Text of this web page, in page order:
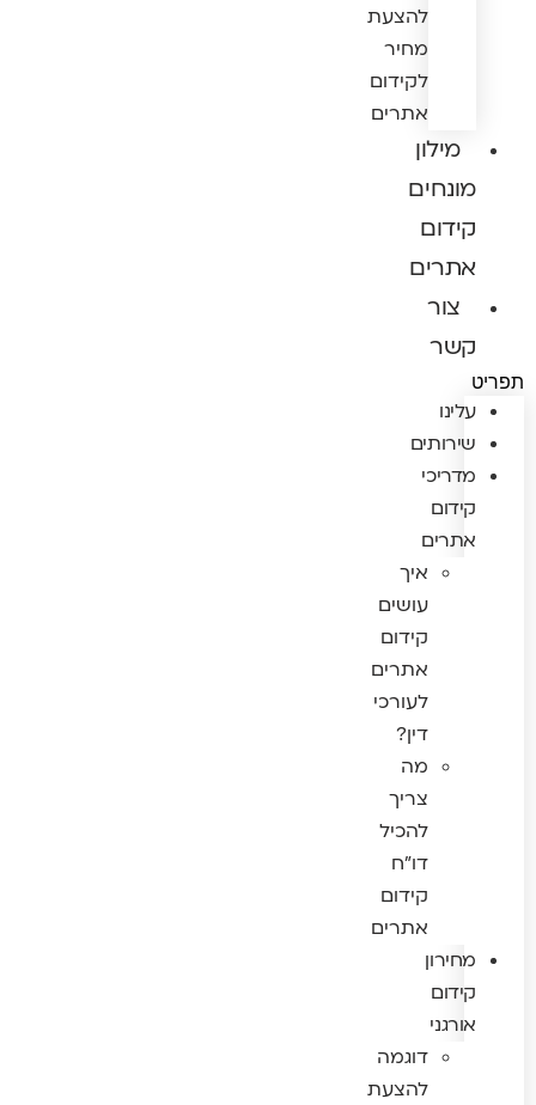
להצעת
מחיר
לקידום
אתרים
מילון
מונחים
קידום
אתרים
צור
קשר
תפריט
עלינו
שירותים
מדריכי
קידום
אתרים
איך
עושים
קידום
אתרים
לעורכי
דין?
מה
צריך
להכיל
דו"ח
קידום
אתרים
מחירון
קידום
אורגני
דוגמה
להצעת